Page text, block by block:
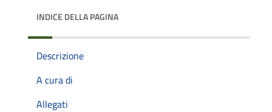
INDICE DELLA PAGINA
Descrizione
A cura di
Allegati